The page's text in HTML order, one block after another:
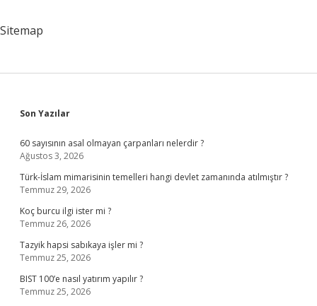
Sitemap
Sidebar
Son Yazılar
60 sayısının asal olmayan çarpanları nelerdir ?
Ağustos 3, 2026
Türk-İslam mimarisinin temelleri hangi devlet zamanında atılmıştır ?
Temmuz 29, 2026
Koç burcu ilgi ister mi ?
Temmuz 26, 2026
Tazyik hapsi sabıkaya işler mi ?
Temmuz 25, 2026
BIST 100’e nasıl yatırım yapılır ?
Temmuz 25, 2026